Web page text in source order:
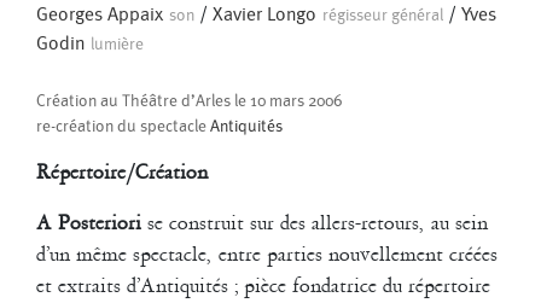
Georges Appaix son / Xavier Longo régisseur général / Yves
Godin lumière
Création au Théâtre d’Arles le 10 mars 2006
re-création du spectacle Antiquités
Répertoire/Création
A Posteriori se construit sur des allers-retours, au sein
d’un même spectacle, entre parties nouvellement créées
et extraits d’Antiquités ; pièce fondatrice du répertoire